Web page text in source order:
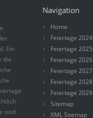
Ein
die
sind
Navigation
Home
Feiertage 2024
Feiertage 2025
Feiertage 2026
Feiertage 2027
Feiertage 2028
Feiertage 2029
Sitemap
XML Sitemap